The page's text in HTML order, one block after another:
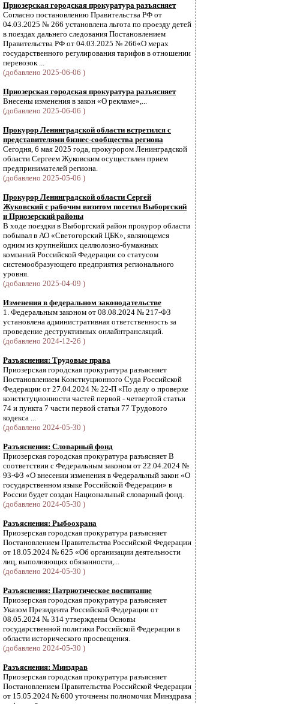
Приозерская городская прокуратура разъясняет
Согласно постановлению Правительства РФ от
04.03.2025 № 266 установлена льгота по проезду детей
в поездах дальнего следования Постановлением
Правительства РФ от 04.03.2025 № 266«О мерах
государственного регулирования тарифов в отношении
перевозок ...
(добавлено 2025-06-06 )
Приозерская городская прокуратура разъясняет
Внесены изменения в закон «О рекламе»,...
(добавлено 2025-06-06 )
Прокурор Ленинградской области встретился с
представителями бизнес-сообщества региона
Сегодня, 6 мая 2025 года, прокурором Ленинградской
области Сергеем Жуковским осуществлен прием
предпринимателей региона.
(добавлено 2025-05-06 )
Прокурор Ленинградской области Сергей
Жуковский с рабочим визитом посетил Выборгский
и Приозерский районы
В ходе поездки в Выборгский район прокурор области
побывал в АО «Светогорский ЦБК», являющемся
одним из крупнейших целлюлозно-бумажных
компаний Российской Федерации со статусом
системообразующего предприятия регионального
уровня.
(добавлено 2025-04-09 )
Изменения в федеральном законодательстве
1. Федеральным законом от 08.08.2024 № 217-ФЗ
установлена административная ответственность за
проведение деструктивных онлайнтрансляций.
(добавлено 2024-12-26 )
Разъяснения: Трудовые права
Приозерская городская прокуратура разъясняет
Постановлением Констиуционного Суда Российской
Федерации от 27.04.2024 № 22-П «По делу о проверке
конституционности частей первой - четвертой статьи
74 и пункта 7 части первой статьи 77 Трудового
кодекса ...
(добавлено 2024-05-30 )
Разъяснения: Словарный фонд
Приозерская городская прокуратура разъясняет В
соответствии с Федеральным законом от 22.04.2024 №
93-ФЗ «О внесении изменения в Федеральный закон «О
государственном языке Российской Федерации» в
России будет создан Национальный словарный фонд.
(добавлено 2024-05-30 )
Разъяснения: Рыбоохрана
Приозерская городская прокуратура разъясняет
Постановлением Правительства Российской Федерации
от 18.05.2024 № 625 «Об организации деятельности
лиц, выполняющих обязанности,...
(добавлено 2024-05-30 )
Разъяснения: Патриотическое воспитание
Приозерская городская прокуратура разъясняет
Указом Президента Российской Федерации от
08.05.2024 № 314 утверждены Основы
государственной политики Российской Федерации в
области исторического просвещения.
(добавлено 2024-05-30 )
Разъяснения: Минздрав
Приозерская городская прокуратура разъясняет
Постановлением Правительства Российской Федерации
от 15.05.2024 № 600 уточнены полномочия Минздрава